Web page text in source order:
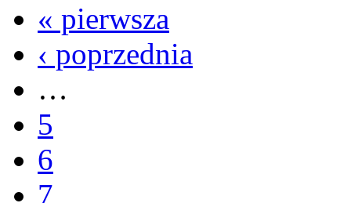
« pierwsza
‹ poprzednia
…
5
6
7